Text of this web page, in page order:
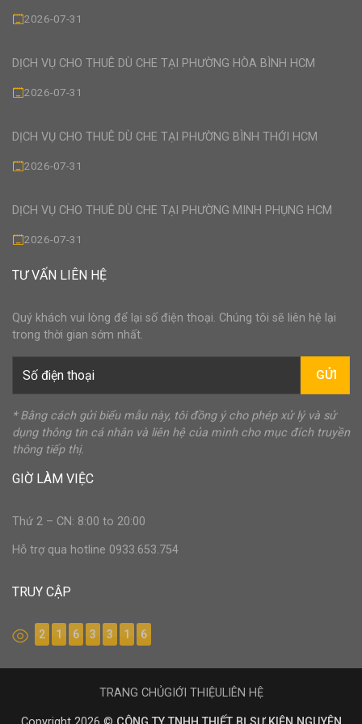
2026-07-31
DỊCH VỤ CHO THUÊ DÙ CHE TẠI PHƯỜNG HÒA BÌNH HCM
2026-07-31
DỊCH VỤ CHO THUÊ DÙ CHE TẠI PHƯỜNG BÌNH THỚI HCM
2026-07-31
DỊCH VỤ CHO THUÊ DÙ CHE TẠI PHƯỜNG MINH PHỤNG HCM
2026-07-31
TƯ VẤN LIÊN HỆ
Quý khách vui lòng để lại số điện thoại. Chúng tôi sẽ liên hệ lại
trong thời gian sớm nhất.
GỬI
* Bằng cách gửi biểu mẫu này, tôi đồng ý cho phép xử lý và sử
dụng thông tin cá nhân và liên hệ của mình cho mục đích truyền
thông tiếp thị.
GIỜ LÀM VIỆC
Thứ 2 – CN: 8:00 to 20:00
Hỗ trợ qua hotline 0933.653.754
TRUY CẬP
2 1 6 3 3 1 6
TRANG CHỦGIỚI THIỆULIÊN HỆ